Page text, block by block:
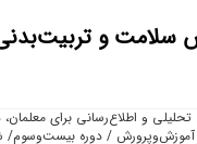
سلامت و
تحلیلی و اطلاع‌رسانی برای